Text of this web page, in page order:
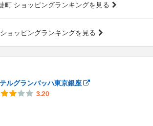
町 ショッピングランキングを見る
ョッピングランキングを見る
ルグランバッハ東京銀座
3.20